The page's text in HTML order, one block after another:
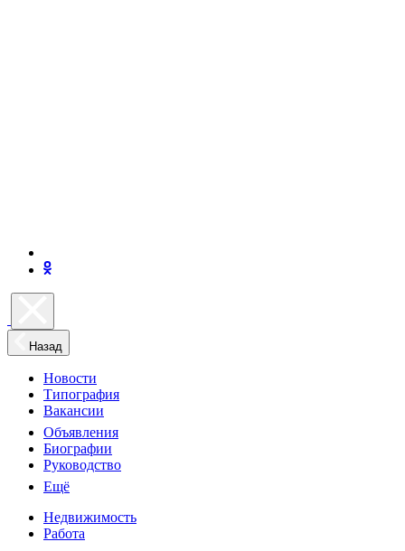
Назад
Новости
Типография
Вакансии
Объявления
Биографии
Руководство
Ещё
Недвижимость
Работа